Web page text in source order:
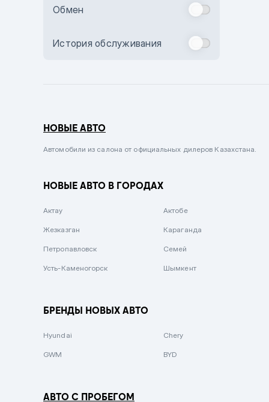
Бежевый
Комбинированный
Сиреневый металлик
Вишневый
Зеленый металлик
Обмен
История обслуживания
НОВЫЕ АВТО
Автомобили из салона от официальных дилеров Казахстана.
НОВЫЕ АВТО В ГОРОДАХ
Актау Актобе
Жезказган Караганда
Петропавловск Семей
Усть-Каменогорск Шымкент
БРЕНДЫ НОВЫХ АВТО
Hyundai Chery
GWM BYD
АВТО С ПРОБЕГОМ